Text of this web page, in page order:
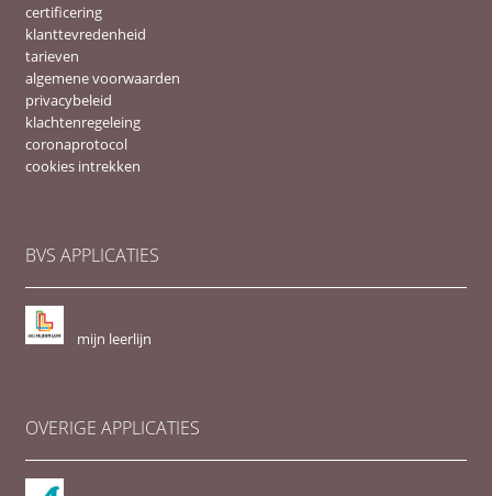
certificering
klanttevredenheid
tarieven
algemene voorwaarden
privacybeleid
klachtenregeleing
coronaprotocol
cookies intrekken
BVS APPLICATIES
mijn leerlijn
OVERIGE APPLICATIES